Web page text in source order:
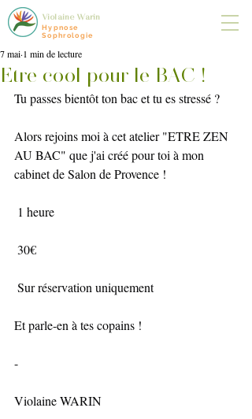
Violaine Warin
Hypnose
Sophrologie
Etre cool pour le BAC !
7 mai 1 min de lecture
Tu passes bientôt ton bac et tu es stressé ?
Alors rejoins moi à cet atelier "ETRE ZEN
AU BAC" que j'ai créé pour toi à mon
cabinet de Salon de Provence !
1 heure
30€
Sur réservation uniquement
Et parle-en à tes copains !
-
Violaine WARIN